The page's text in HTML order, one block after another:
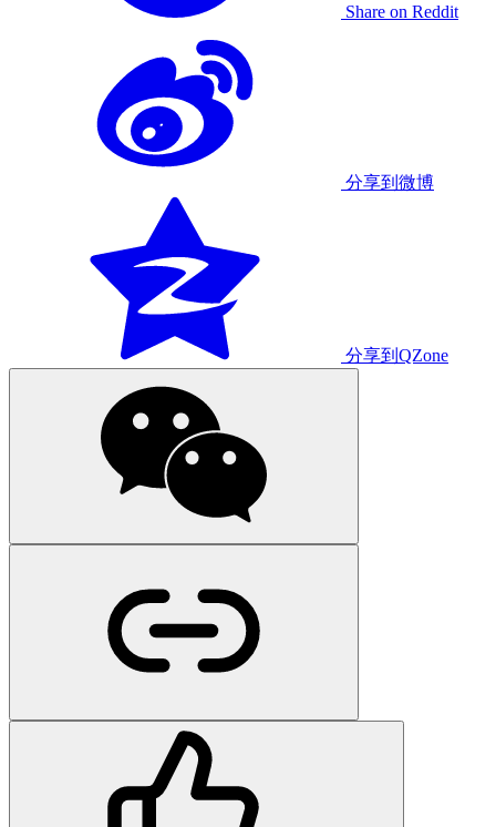
Share on Reddit
分享到微博
分享到QZone